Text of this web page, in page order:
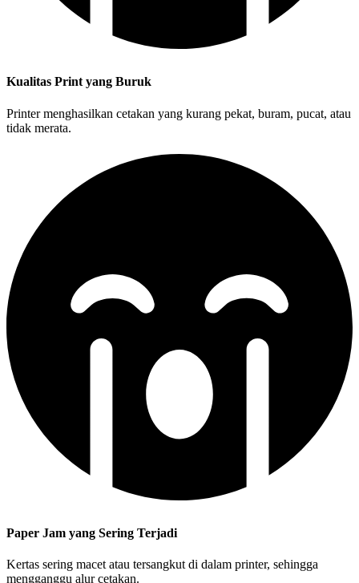
Kualitas Print yang Buruk
Printer menghasilkan cetakan yang kurang pekat, buram, pucat, atau
tidak merata.
Paper Jam yang Sering Terjadi
Kertas sering macet atau tersangkut di dalam printer, sehingga
mengganggu alur cetakan.